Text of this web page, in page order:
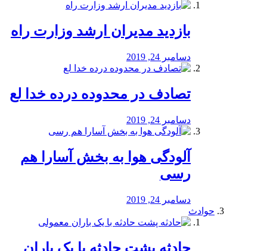
بازدید مدیران ارشد وزارت راه
دسامبر 24, 2019
تصادف در محدوده درده خدا لع
دسامبر 24, 2019
آلودگی هوا به بخش آسارا هم
رسی
دسامبر 24, 2019
حوادث
️حادثه پشت حادثه با یک باران